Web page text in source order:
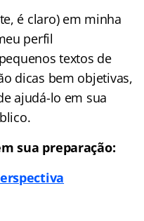
é claro) em minha
perfil
textos de
dicas bem objetivas,
ajudá-lo em sua
sua preparação: